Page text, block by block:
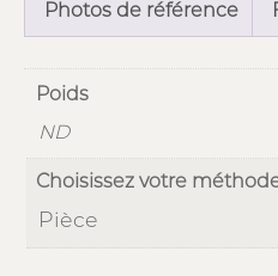
Photos de référence
Poids
ND
Choisissez votre
Pièce